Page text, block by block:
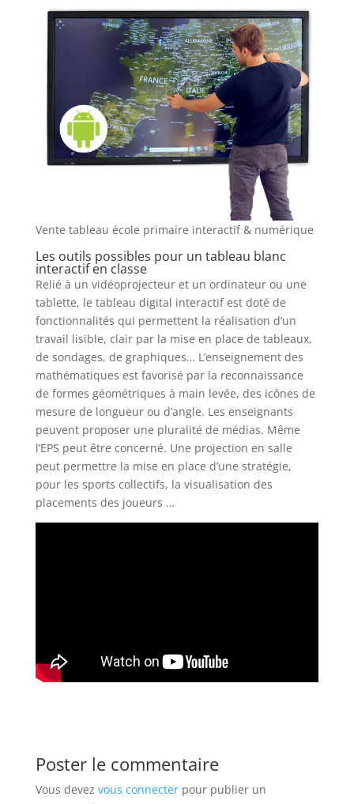
Vente tableau école primaire interactif & numérique
Les outils possibles pour un tableau blanc
interactif en classe
Relié à un vidéoprojecteur et un ordinateur ou une
tablette, le tableau digital interactif est doté de
fonctionnalités qui permettent la réalisation d’un
travail lisible, clair par la mise en place de tableaux,
de sondages, de graphiques… L’enseignement des
mathématiques est favorisé par la reconnaissance
de formes géométriques à main levée, des icônes de
mesure de longueur ou d’angle. Les enseignants
peuvent proposer une pluralité de médias. Même
l’EPS peut être concerné. Une projection en salle
peut permettre la mise en place d’une stratégie,
pour les sports collectifs, la visualisation des
placements des joueurs …
Poster le commentaire
Vous devez vous connecterpour publier un